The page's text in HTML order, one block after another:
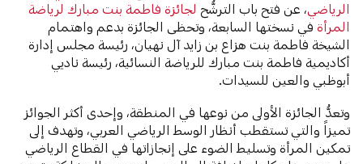
الرياضي ، عن فتح باب الترشُّح لجائزة فاطمة بنت مبارك لرياضة
المرأةفي نسختها السابعة، وتحظى الجائزة بدعم واهتمام
الشيخة فاطمة بنت هزاع بن زايد آل نهيان، رئيسة مجلس إدارة
أكاديمية فاطمة بنت مبارك للرياضة النسائية، رئيسة ناديي
أبوظبي والعين للسيدات.
‎وتعدُّ الجائزة الأولى من نوعها في المنطقة، وإحدى أكثر الجوائز
تميزاً والتي تستقطب أنظار الوسط الرياضي العربي، وتهدف إلى
تمكين المرأة وتسليط الضوء على إنجازاتها في القطاع الرياضي